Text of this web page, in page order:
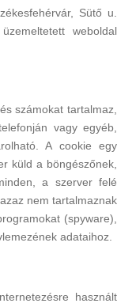
Sütő u.
weboldal
számokat tartalmaz,
vagy egyéb,
A cookie egy
küld a böngészőnek,
a szerver felé
nem tartalmaznak
(spyware),
adataihoz.
használt